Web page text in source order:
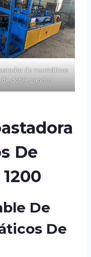
de neumáticos
de doble gancho
De
De
De